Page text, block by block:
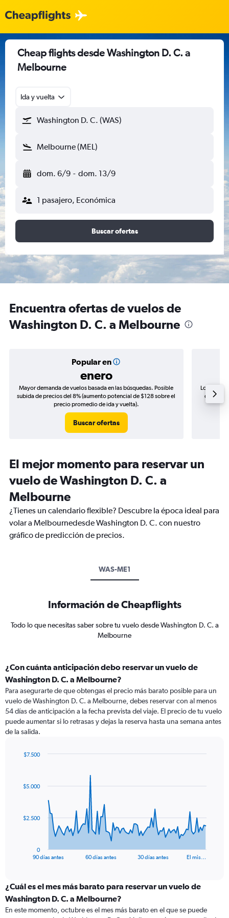
Cheap flights desde Washington D. C. a
Melbourne
Ida y vuelta
Washington D. C. (WAS)
Melbourne (MEL)
dom. 6/9 - dom. 13/9
1 pasajero, Económica
Buscar ofertas
Encuentra ofertas de vuelos de
Washington D. C. a Melbourne
Popular en
enero
Mayor demanda de vuelos basada en las búsquedas. Posible
subida de precios del 8% (aumento potencial de $128 sobre el
precio promedio de ida y vuelta).
Buscar ofertas
Los
de
El mejor momento para reservar un
vuelo de Washington D. C. a
Melbourne
¿Tienes un calendario flexible? Descubre la época ideal para
volar a Melbournedesde Washington D. C. con nuestro
gráfico de predicción de precios.
WAS-ME1
Información de Cheapflights
Todo lo que necesitas saber sobre tu vuelo desde Washington D. C. a
Melbourne
¿Con cuánta anticipación debo reservar un vuelo de
Washington D. C. a Melbourne?
Para asegurarte de que obtengas el precio más barato posible para un
vuelo de Washington D. C. a Melbourne, debes reservar con al menos
54 días de anticipación a la fecha prevista del viaje. El precio de tu vuelo
puede aumentar si lo retrasas y dejas la reserva hasta una semana antes
de la salida.
data
The
categories.
Range:
categories.
90 días antes 60 días antes 30 días antes El mis…
0
$2.500
$5.000
$7.500
¿Cuál es el mes más barato para reservar un vuelo de
Washington D. C. a Melbourne?
En este momento, octubre es el mes más barato en el que se puede